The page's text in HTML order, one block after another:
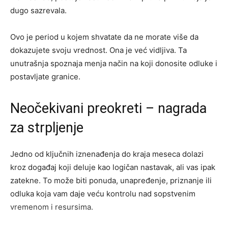
dugo sazrevala.
Ovo je period u kojem shvatate da ne morate više da
dokazujete svoju vrednost. Ona je već vidljiva. Ta
unutrašnja spoznaja menja način na koji donosite odluke i
postavljate granice.
Neočekivani preokreti – nagrada
za strpljenje
Jedno od ključnih iznenađenja do kraja meseca dolazi
kroz događaj koji deluje kao logičan nastavak, ali vas ipak
zatekne. To može biti ponuda, unapređenje, priznanje ili
odluka koja vam daje veću kontrolu nad sopstvenim
vremenom i resursima.